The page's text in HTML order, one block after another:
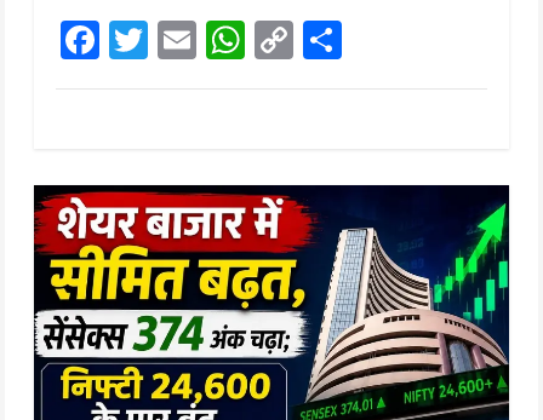
F
a
o
o
k
T
wi
E
m
W
h
A
p
p
C
o
Li
n
k
h